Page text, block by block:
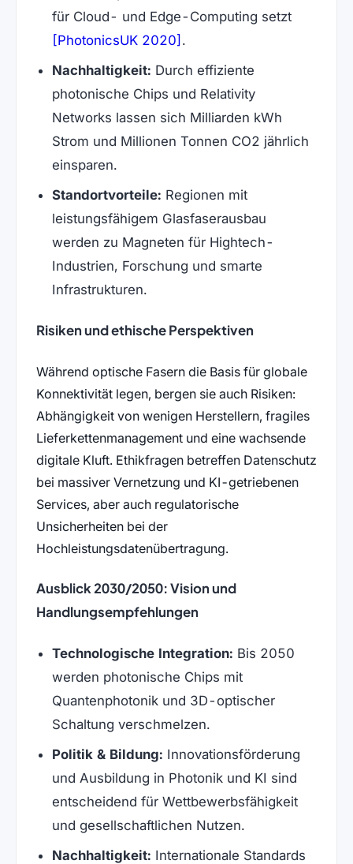
für Cloud- und Edge-Computing setzt
[PhotonicsUK 2020] (öffnet in neuem Tab)
.
Nachhaltigkeit: Durch effiziente
photonische Chips und Relativity
Networks lassen sich Milliarden kWh
Strom und Millionen Tonnen CO2 jährlich
einsparen.
Standortvorteile: Regionen mit
leistungsfähigem Glasfaserausbau
werden zu Magneten für Hightech-
Industrien, Forschung und smarte
Infrastrukturen.
Risiken und ethische Perspektiven
Während optische Fasern die Basis für globale
Konnektivität legen, bergen sie auch Risiken:
Abhängigkeit von wenigen Herstellern, fragiles
Lieferkettenmanagement und eine wachsende
digitale Kluft. Ethikfragen betreffen Datenschutz
bei massiver Vernetzung und KI-getriebenen
Services, aber auch regulatorische
Unsicherheiten bei der
Hochleistungsdatenübertragung.
Ausblick 2030/2050: Vision und
Handlungsempfehlungen
Technologische Integration: Bis 2050
werden photonische Chips mit
Quantenphotonik und 3D-optischer
Schaltung verschmelzen.
Politik & Bildung: Innovationsförderung
und Ausbildung in Photonik und KI sind
entscheidend für Wettbewerbsfähigkeit
und gesellschaftlichen Nutzen.
Nachhaltigkeit: Internationale Standards